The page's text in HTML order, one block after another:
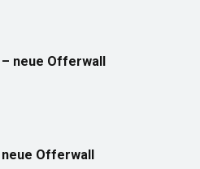
neue Offerwall
neue Offerwall